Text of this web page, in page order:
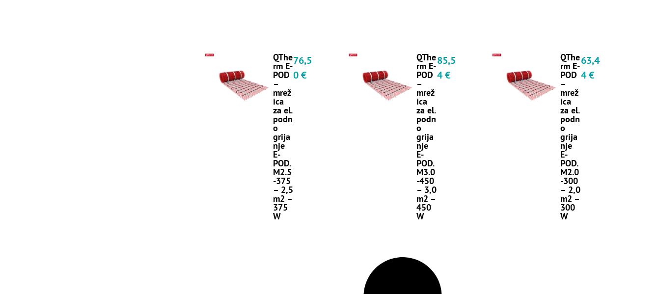
QThe
rm E-
POD
–
mrež
ica
za el.
podn
o
grija
nje
E-
POD.
M2.5
-375
– 2,5
m2 –
375
W
76,5
0€
QThe
rm E-
POD
–
mrež
ica
za el.
podn
o
grija
nje
E-
POD.
M3.0
-450
– 3,0
m2 –
450
W
85,5
4€
QThe
rm E-
POD
–
mrež
ica
za el.
podn
o
grija
nje
E-
POD.
M2.0
-300
– 2,0
m2 –
300
W
63,4
4€